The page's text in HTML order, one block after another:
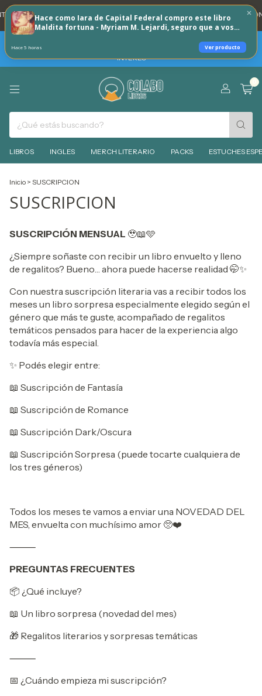
Hace como Iara de Capital Federal compro este libro
Maldita fortuna - Myriam M. Lejardi, seguro que a vos
Hace 5 horas Ver producto
DNI 20% REINTEGRO TODOS LOS DÍAS 🐶 💳 3 CUOTAS SIN INTERES CON
TARJETAS BBVA -HOY SABADO 8 DE AGOSTO 30% REINTEGRO + 3
CUOTAS SIN INTERES - MIERCOLES 12 DE AGOSTO 6 CUOTAS SIN
INTERES
LIBROS INGLES MERCH LITERARIO PACKS ESTUCHES
Inicio > SUSCRIPCION
SUSCRIPCION
SUSCRIPCIÓN MENSUAL 🥹📖🩵
¿Siempre soñaste con recibir un libro envuelto y lleno
de regalitos? Bueno… ahora puede hacerse realidad 🤭✨
Con nuestra suscripción literaria vas a recibir todos los
meses un libro sorpresa especialmente elegido según el
género que más te guste, acompañado de regalitos
temáticos pensados para hacer de la experiencia algo
todavía más especial.
✨ Podés elegir entre:
📖 Suscripción de Fantasía
📖 Suscripción de Romance
📖 Suscripción Dark/Oscura
📖 Suscripción Sorpresa (puede tocarte cualquiera de
los tres géneros)
Todos los meses te vamos a enviar una NOVEDAD DEL
MES, envuelta con muchísimo amor 🥺❤️
⸻
PREGUNTAS FRECUENTES
📦 ¿Qué incluye?
📖 Un libro sorpresa (novedad del mes)
🎁 Regalitos literarios y sorpresas temáticas
⸻
📅 ¿Cuándo empieza mi suscripción?